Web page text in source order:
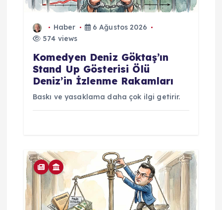
Haber
6 Ağustos 2026
574 views
Komedyen Deniz Göktaş’ın
Stand Up Gösterisi Ölü
Deniz’in İzlenme Rakamları
Baskı ve yasaklama daha çok ilgi getirir.